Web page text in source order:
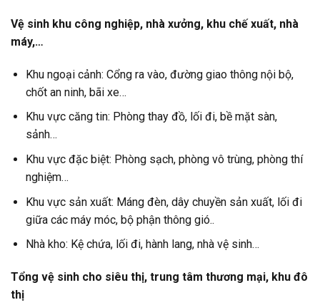
Vệ sinh khu công nghiệp, nhà xưởng, khu chế xuất, nhà
máy,…
Khu ngoại cảnh: Cổng ra vào, đường giao thông nội bộ,
chốt an ninh, bãi xe…
Khu vực căng tin: Phòng thay đồ, lối đi, bề mặt sàn,
sảnh…
Khu vực đặc biệt: Phòng sạch, phòng vô trùng, phòng thí
nghiệm…
Khu vực sản xuất: Máng đèn, dây chuyền sản xuất, lối đi
giữa các máy móc, bộ phận thông gió..
Nhà kho: Kệ chứa, lối đi, hành lang, nhà vệ sinh…
Tổng vệ sinh cho siêu thị, trung tâm thương mại, khu đô
thị